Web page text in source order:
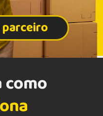
como